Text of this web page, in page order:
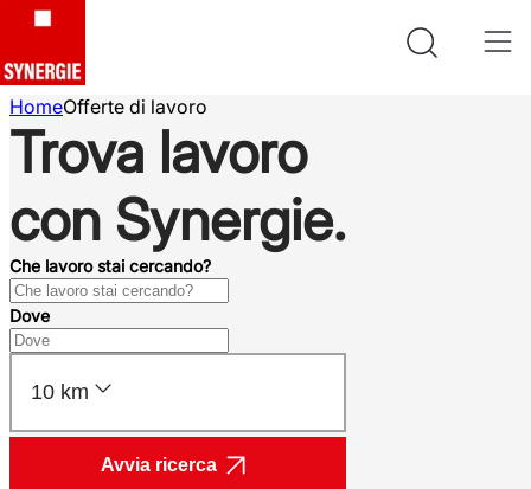
HomeOfferte di lavoro
Trova lavoro
con Synergie.
Che lavoro stai cercando?
Dove
10 km
Avvia ricerca